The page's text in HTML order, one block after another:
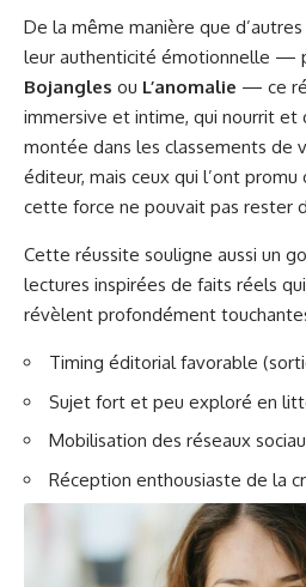
De la même manière que
leur authenticité émotionnelle —
Bojangles ou L’anomalie — ce
immersive et intime, qui nourrit et
montée dans les classements de
éditeur, mais ceux qui l’ont promu
cette force ne pouvait pas rester
Cette réussite souligne aussi un
lectures inspirées de faits réels
révèlent profondément
Timing éditorial favorable
Sujet fort et peu exploré en
Mobilisation des réseaux
Réception enthousiaste de la